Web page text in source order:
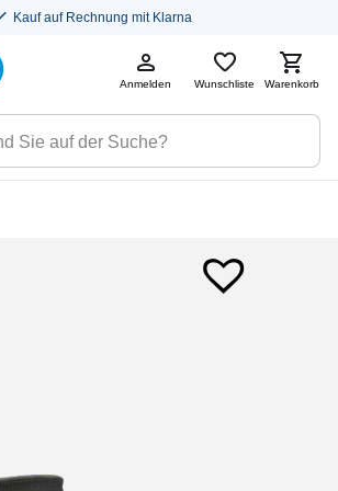
Kauf auf Rechnung mit Klarna
Anmelden Wunschliste Warenkorb